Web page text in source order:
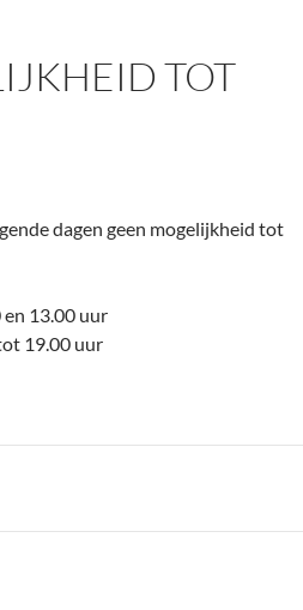
TOT
dagen geen mogelijkheid tot
13.00 uur
19.00 uur